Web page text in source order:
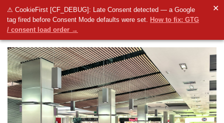
⚠ CookieFirst [CF_DEBUG]: Late Consent detected — a Google
tag fired before Consent Mode defaults were set. How to fix: GTG
/ consent load order →
✕